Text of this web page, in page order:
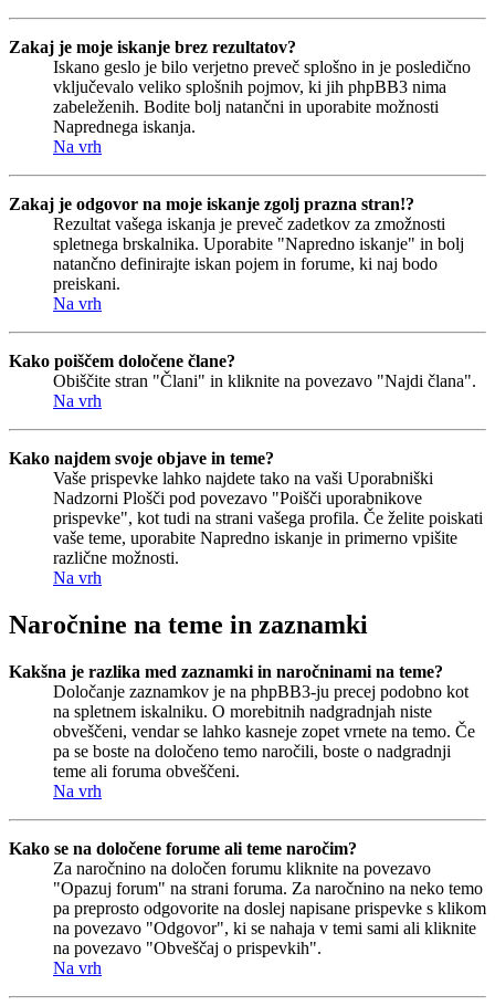
Zakaj je moje iskanje brez rezultatov?
Iskano geslo je bilo verjetno preveč splošno in je posledično
vključevalo veliko splošnih pojmov, ki jih phpBB3 nima
zabeleženih. Bodite bolj natančni in uporabite možnosti
Naprednega iskanja.
Na vrh
Zakaj je odgovor na moje iskanje zgolj prazna stran!?
Rezultat vašega iskanja je preveč zadetkov za zmožnosti
spletnega brskalnika. Uporabite "Napredno iskanje" in bolj
natančno definirajte iskan pojem in forume, ki naj bodo
preiskani.
Na vrh
Kako poiščem določene člane?
Obiščite stran "Člani" in kliknite na povezavo "Najdi člana".
Na vrh
Kako najdem svoje objave in teme?
Vaše prispevke lahko najdete tako na vaši Uporabniški
Nadzorni Plošči pod povezavo "Poišči uporabnikove
prispevke", kot tudi na strani vašega profila. Če želite poiskati
vaše teme, uporabite Napredno iskanje in primerno vpišite
različne možnosti.
Na vrh
Naročnine na teme in zaznamki
Kakšna je razlika med zaznamki in naročninami na teme?
Določanje zaznamkov je na phpBB3-ju precej podobno kot
na spletnem iskalniku. O morebitnih nadgradnjah niste
obveščeni, vendar se lahko kasneje zopet vrnete na temo. Če
pa se boste na določeno temo naročili, boste o nadgradnji
teme ali foruma obveščeni.
Na vrh
Kako se na določene forume ali teme naročim?
Za naročnino na določen forumu kliknite na povezavo
"Opazuj forum" na strani foruma. Za naročnino na neko temo
pa preprosto odgovorite na doslej napisane prispevke s klikom
na povezavo "Odgovor", ki se nahaja v temi sami ali kliknite
na povezavo "Obveščaj o prispevkih".
Na vrh